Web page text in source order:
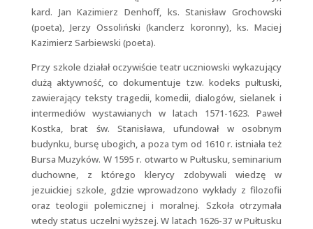
kard. Jan Kazimierz Denhoff, ks. Stanisław Grochowski
(poeta), Jerzy Ossoliński (kanclerz koronny), ks. Maciej
Kazimierz Sarbiewski (poeta).
Przy szkole działał oczywiście teatr uczniowski wykazujący
dużą aktywność, co dokumentuje tzw. kodeks pułtuski,
zawierający teksty tragedii, komedii, dialogów, sielanek i
intermediów wystawianych w latach 1571-1623. Paweł
Kostka, brat św. Stanisława, ufundował w osobnym
budynku, bursę ubogich, a poza tym od 1610 r. istniała też
Bursa Muzyków. W 1595 r. otwarto w Pułtusku, seminarium
duchowne, z którego klerycy zdobywali wiedzę w
jezuickiej szkole, gdzie wprowadzono wykłady z filozofii
oraz teologii polemicznej i moralnej. Szkoła otrzymała
wtedy status uczelni wyższej. W latach 1626-37 w Pułtusku